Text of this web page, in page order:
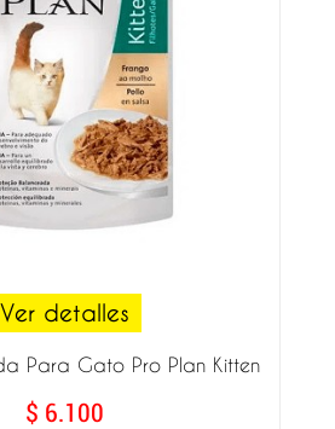
Ver detalles
Para Gato Pro Plan Kitten
$ 6.100